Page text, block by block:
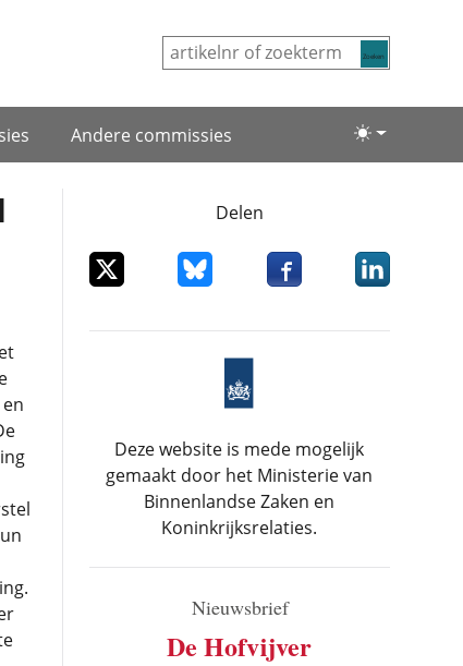
Lichte/
Andere commissies
Delen
Deel dit item op XDeel dit item op Bluesky
Deel dit item op
Deel dit
Deze website is mede mogelijk
gemaakt door het Ministerie van
Binnenlandse Zaken en
Koninkrijksrelaties.
Nieuwsbrief
De Hofvijver